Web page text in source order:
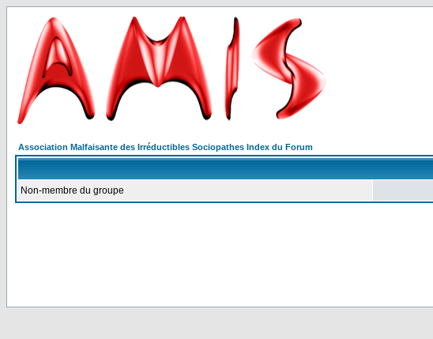
Association Malfaisante des Irréductibles Sociopathes Index du Forum
Non-membre du groupe